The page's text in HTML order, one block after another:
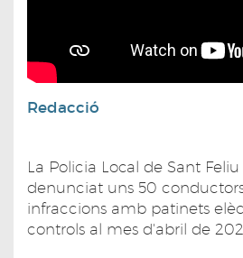
Redacció
La Policia Local de Sant
denunciat uns 50
infraccions amb patinets
controls al mes d'abril de